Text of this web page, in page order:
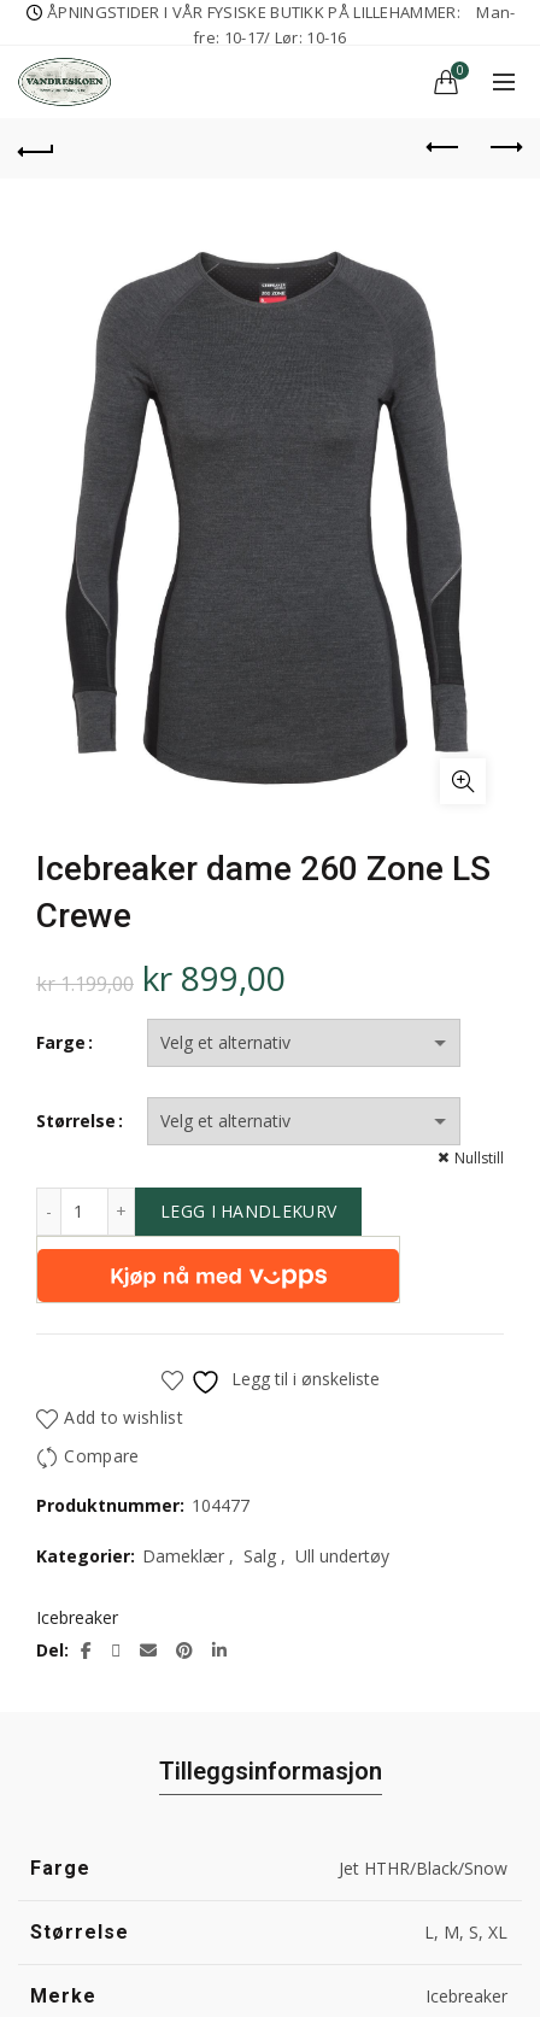
ÅPNINGSTIDER I VÅR FYSISKE BUTIKK PÅ LILLEHAMMER:
Man-
fre: 10-17/ Lør: 10-16
0
Icebreaker dame 260 Zone LS
Crewe
kr1.199,00 kr 899,00
Farge
Størrelse
Nullstill
LEGG I HANDLEKURV
Legg til i ønskeliste
Add to wishlist
Compare
Produktnummer: 104477
Kategorier: Dameklær , Salg , Ull undertøy
Icebreaker
Del
Tilleggsinformasjon
Farge Jet HTHR/Black/Snow
Størrelse L, M, S, XL
Merke Icebreaker